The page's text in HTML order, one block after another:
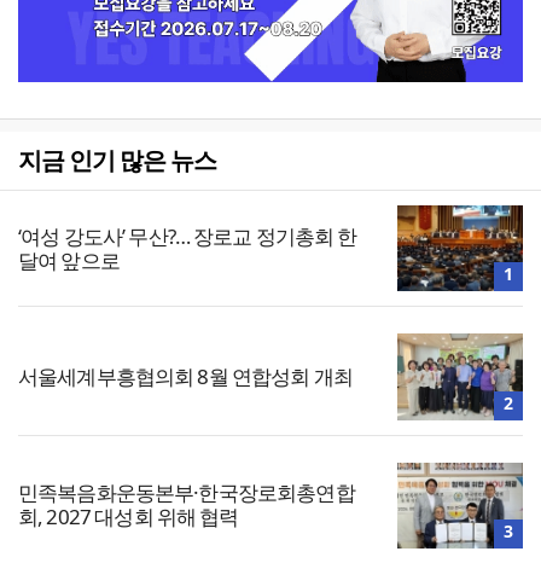
지금 인기 많은 뉴스
‘여성 강도사’ 무산?… 장로교 정기총회 한
달여 앞으로
1
서울세계부흥협의회 8월 연합성회 개최
2
민족복음화운동본부·한국장로회총연합
회, 2027 대성회 위해 협력
3